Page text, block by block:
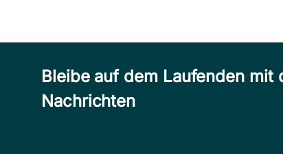
Bleibe auf dem Laufenden mit
Nachrichten